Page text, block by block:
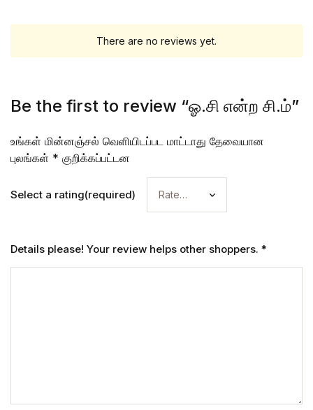
There are no reviews yet.
Be the first to review “ஓ.சி என்ற சி.ம்”
உங்கள் மின்னஞ்சல் வெளியிடப்பட மாட்டாது தேவையான
புலங்கள் * குறிக்கப்பட்டன
Select a rating(required)
Details please! Your review helps other shoppers. *